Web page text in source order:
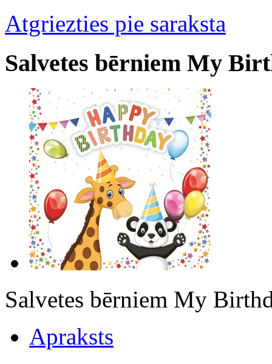
Atgriezties pie saraksta
Salvetes bērniem My
Salvetes bērniem My
Apraksts